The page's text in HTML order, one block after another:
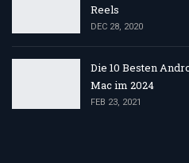
Reels
DEC 28, 2020
Die 10 Besten
Mac im 2024
FEB 23, 2021